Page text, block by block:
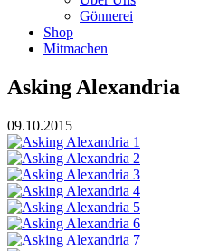
Gönnerei
Shop
Mitmachen
Asking Alexandria
09.10.2015